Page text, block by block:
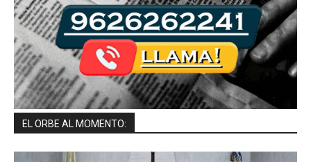
EL ORBE AL MOMENTO: